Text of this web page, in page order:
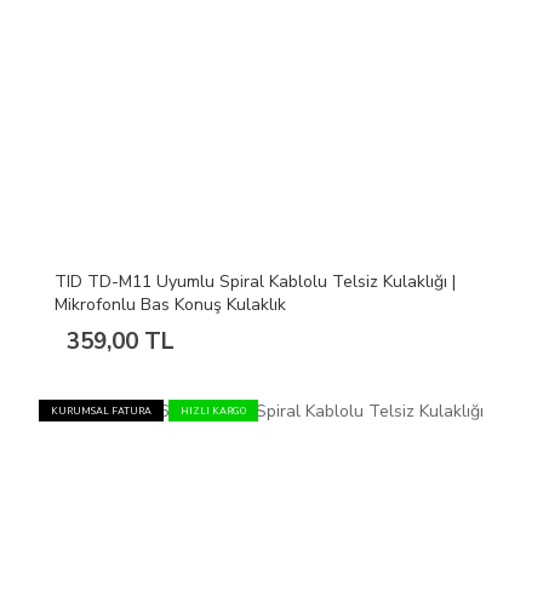
TID TD-M11 Uyumlu Spiral Kablolu Telsiz Kulaklığı |
Mikrofonlu Bas Konuş Kulaklık
359,00 TL
KURUMSAL FATURA HIZLI KARGO